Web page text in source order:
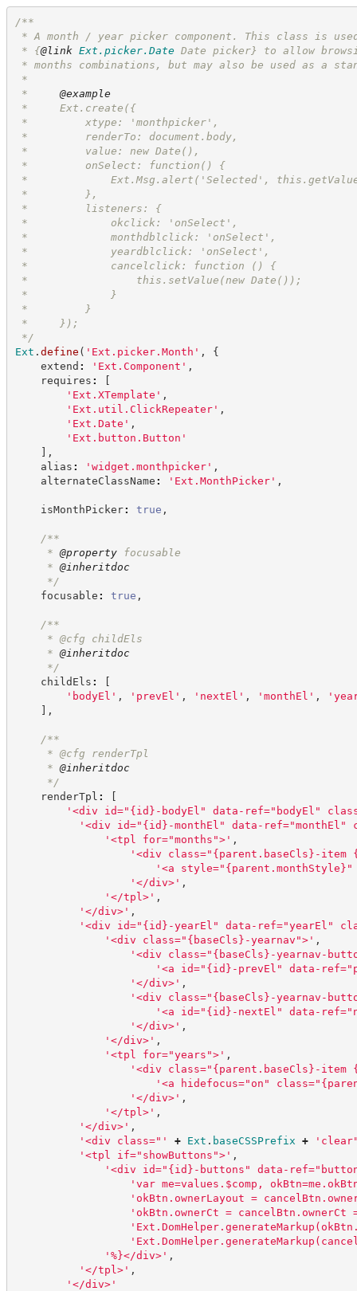
/**
* A month / year picker component. This class is
* {@link Ext.picker.Date Date picker} to allow
* months combinations, but may also be used as a
*
* @example
*     Ext.create({
*         xtype: 'monthpicker',
*         renderTo: document.body,
*         value: new Date(),
*         onSelect: function() {
*             Ext.Msg.alert('Selected',
*         },
*         listeners: {
*             okclick: 'onSelect',
*             monthdblclick: 'onSelect',
*             yeardblclick: 'onSelect',
*             cancelclick: function () {
*                 this.setValue(new Date());
*             }
*         }
*     });
*/
Ext . define ( ' Ext.picker.Month ' ,
{
extend : ' Ext.Component ' ,
requires :
[
' Ext.XTemplate ' ,
' Ext.util.ClickRepeater' ,
' Ext.Date ' ,
' Ext.button.Button '
] ,
alias : ' widget.monthpicker' ,
alternateClassName : ' Ext.MonthPicker' ,
isMonthPicker: true ,
/**
* @property focusable
* @inheritdoc
*/
focusable : true ,
/**
* @cfg childEls
* @inheritdoc
*/
childEls :
[
' bodyEl ' , ' prevEl ' , ' nextEl ' , ' monthEl ' , '
] ,
/**
* @cfg renderTpl
* @inheritdoc
*/
renderTpl :
[
' <div id="{id}-bodyEl" data-ref="bodyEl"
' <div id="{id}-monthEl" data-ref="monthEl"
' <tpl for="months">' ,
' <div class="{parent.baseCls}-item
' <a
' </div>' ,
' </tpl>' ,
' </div>' ,
' <div id="{id}-yearEl" data-ref="yearEl"
' <div class="{baseCls}-yearnav">' ,
' <div class="{baseCls}-yearnav-
' <a id="{id}-prevEl" data-
' </div>' ,
' <div class="{baseCls}-yearnav-
' <a id="{id}-nextEl" data-
' </div>' ,
' </div>' ,
' <tpl for="years">' ,
' <div class="{parent.baseCls}-item
' <a hidefocus="on"
' </div>' ,
' </tpl>' ,
' </div>' ,
' <div class=" ' + Ext . baseCSSPrefix + '
' <tpl if="showButtons">' ,
' <div id="{id}-buttons" data-
' var me=values.$comp,
' okBtn.ownerLayout =
' okBtn.ownerCt = cancelBtn.ownerCt
'
'
' %}</div>' ,
' </tpl>' ,
' </div>'